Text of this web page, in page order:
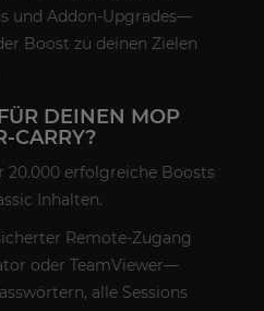
und Addon-Upgrades—
Boost zu deinen Zielen
DEINEN MOP
CARRY?
20.000 erfolgreiche Boosts
Inhalten.
Remote-Zugang
oder TeamViewer—
alle Sessions